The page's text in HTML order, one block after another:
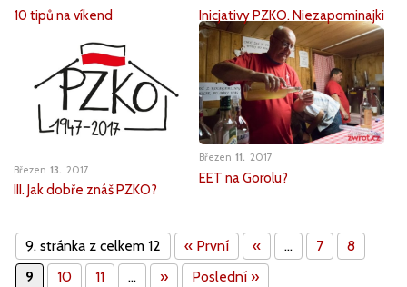
10 tipů na víkend Inicjativy PZKO. Niezapominajki
Březen 13 2017
III. Jak dobře znáš PZKO?
Březen 11 2017
EET na Gorolu?
9. stránka z celkem 12 « První « ... 7
8
9
10 11 ... » Poslední »